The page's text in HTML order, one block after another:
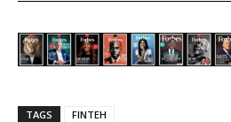
TAGS FINTEH